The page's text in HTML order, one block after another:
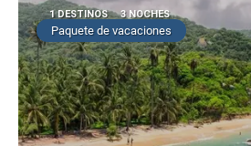
1 DESTINOS 3 NOCHES
Paquete de vacaciones